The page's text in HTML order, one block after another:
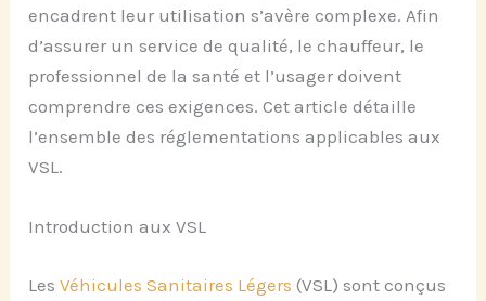
encadrent leur utilisation s’avère complexe. Afin
d’assurer un service de qualité, le chauffeur, le
professionnel de la santé et l’usager doivent
comprendre ces exigences. Cet article détaille
l’ensemble des réglementations applicables aux
VSL.
Introduction aux VSL
LesVéhicules Sanitaires Légers (VSL) sont conçus